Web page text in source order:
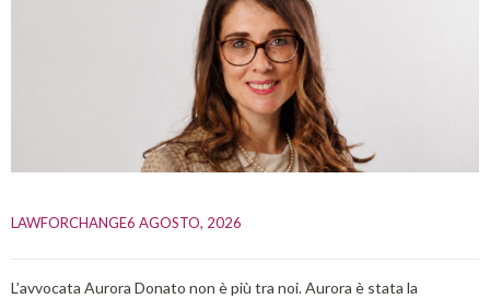
LAWFORCHANGE6 AGOSTO, 2026
L’avvocata Aurora Donato non è più tra noi. Aurora è stata la